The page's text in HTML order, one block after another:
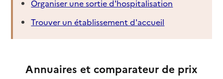
Organiser une sortie d'hospitalisation
Trouver un établissement d'accueil
Annuaires et comparateur de prix